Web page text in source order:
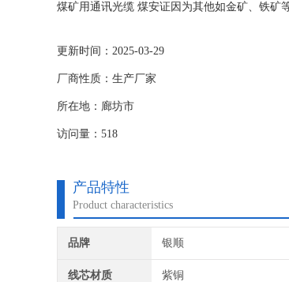
煤矿用通讯光缆 煤安证因为其他如金矿、铁矿
更新时间：2025-03-29
厂商性质：生产厂家
所在地：廊坊市
访问量：518
产品特性
Product characteristics
品牌 银顺
线芯材质 紫铜